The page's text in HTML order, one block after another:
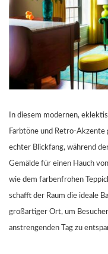
In diesem modernen,
Farbtöne und Retro-
echter Blickfang, während
Gemälde für einen Hauch
wie dem farbenfrohen
schafft der Raum die ideale
großartiger Ort, um
anstrengenden Tag zu